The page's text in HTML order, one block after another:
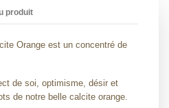
produit
Orange est un concentré de
de soi, optimisme, désir et
de notre belle calcite orange.